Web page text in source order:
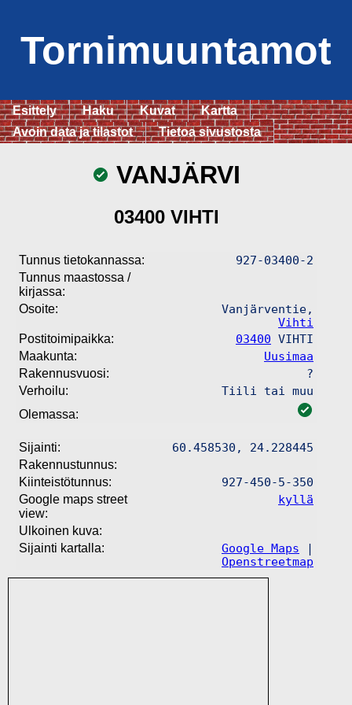
Tornimuuntamot
Esittely Haku Kuvat
Kartta
Avoin data ja tilastot
Tietoa sivustosta
VANJÄRVI
03400 VIHTI
Tunnus tietokannassa:
927-03400-2
Tunnus maastossa /
kirjassa:
Osoite:
Vanjärventie,
Vihti
Postitoimipaikka:
03400 VIHTI
Maakunta:
Uusimaa
Rakennusvuosi:
?
Verhoilu:
Tiili tai muu
Olemassa:
Sijainti:
60.458530, 24.228445
Rakennustunnus:
Kiinteistötunnus:
927-450-5-350
Google maps street
view:
kyllä
Ulkoinen kuva:
Sijainti kartalla:
Google Maps |
Openstreetmap